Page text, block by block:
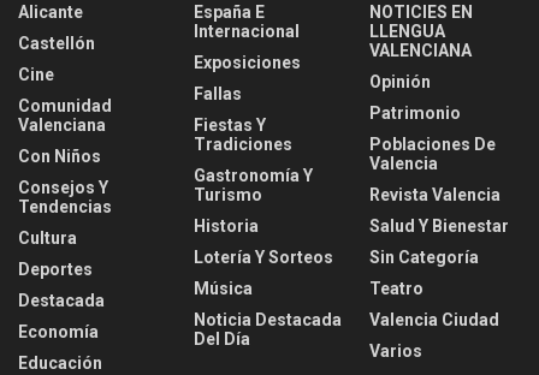
Alicante
Castellón
Cine
Comunidad
Valenciana
Con Niños
Consejos Y
Tendencias
Cultura
Deportes
Destacada
Economía
Educación
España E
Internacional
Exposiciones
Fallas
Fiestas Y
Tradiciones
Gastronomía Y
Turismo
Historia
Lotería Y Sorteos
Música
Noticia Destacada
Del Día
NOTICIES EN
LLENGUA
VALENCIANA
Opinión
Patrimonio
Poblaciones De
Valencia
Revista Valencia
Salud Y Bienestar
Sin Categoría
Teatro
Valencia Ciudad
Varios